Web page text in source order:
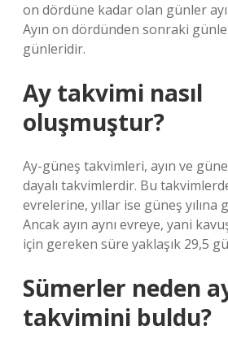
on dördüne kadar olan günler
Ayın on dördünden sonraki
günleridir.
Ay takvimi nasıl
oluşmuştur?
Ay-güneş takvimleri, ayın ve
dayalı takvimlerdir. Bu
evrelerine, yıllar ise güneş yılına
Ancak ayın aynı evreye, yani
için gereken süre yaklaşık 29,5
Sümerler neden
takvimini buldu?